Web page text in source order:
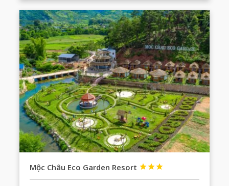
Mộc Châu Eco Garden Resort 

